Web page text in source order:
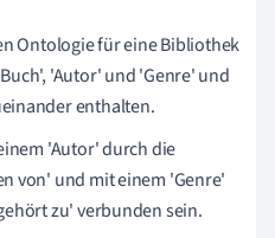
Ontologie für eine Bibliothek
'Autor' und 'Genre' und
enthalten.
'Autor' durch die
von' und mit einem 'Genre'
zu' verbunden sein.